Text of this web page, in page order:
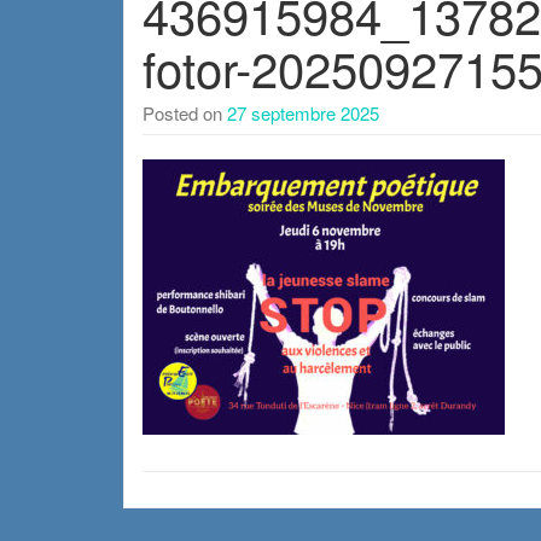
fotor-
Posted on27 septembre 2025